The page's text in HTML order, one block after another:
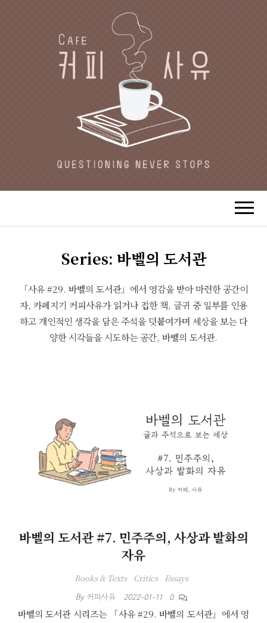
CAFE 커피사유
카페지기 커피사유의 커피와 사유(思
惟)가 있는 공간.
Series: 바벨의 도서관
「사유 #29. 바벨의 도서관」에서 영감을 받아 마련한 공간이
자, 카페지기 커피사유가 읽거나 접한 책, 글귀 중 일부를 인용
하고 개인적인 생각을 담은 주석을 덧붙여가며 세상을 보는 다
양한 시각들을 시도하는 공간, 바벨의 도서관.
바벨의 도서관 #7. 민주주의, 사상과 발화의
자유
Books & Texts Critics Essays
By 커피사유 2022-01-11 0
바벨의 도서관 시리즈는 「사유 #29. 바벨의 도서관」에서 영